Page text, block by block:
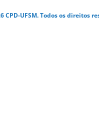
CPD-UFSM. Todos os direitos